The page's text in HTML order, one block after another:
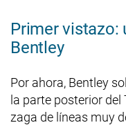
Primer vistazo:
Bentley
Por ahora, Bentley
la parte posterior del
zaga de líneas muy